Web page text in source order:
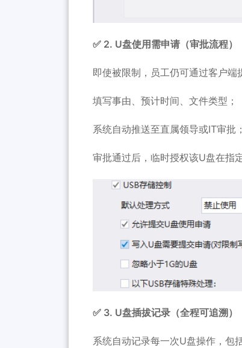
✅ 2. U盘使用需申请（审批流程）
即使被限制，员工仍可通过客户端
填写事由、预计时间、文件类型；
系统自动推送至直属领导或IT审批；
审批通过后，临时授权该U盘在指
✅ 3. U盘插拔记录（全程可追溯）
系统自动记录每一次U盘操作，包